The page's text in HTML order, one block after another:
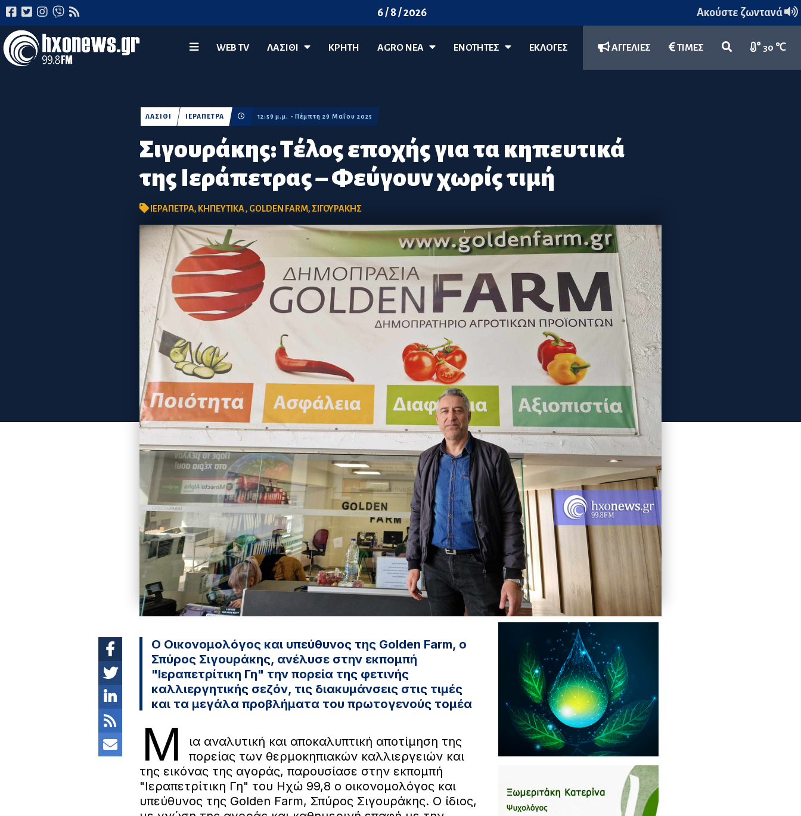
6 / 8 / 2026 Ακούστε ζωντανά
WEB TV ΛΑΣΊΘΙ ΚΡΗΤΗ AGRO ΝΈΑ ΕΝΟΤΗΤΕΣ ΕΚΛΟΓΕΣ ΑΓΓΕΛΙΕΣ ΤΙΜΕΣ 30 ℃
Σιγουράκης: Τέλος εποχής για τα κηπευτικά
της Ιεράπετρας – Φεύγουν χωρίς τιμή
ΛΑΣΙΘΙ ΙΕΡΑΠΕΤΡΑ 12:59 μ.μ. - Πέμπτη 29 Μαΐου 2025
ΙΕΡΑΠΕΤΡΑ, ΚΗΠΕΥΤΙΚΑ, GOLDEN FARM, ΣΙΓΟΥΡΑΚΗΣ
Ο Οικονομολόγος και υπεύθυνος της Golden Farm, ο
Σπύρος Σιγουράκης, ανέλυσε στην εκπομπή
"Ιεραπετρίτικη Γη" την πορεία της φετινής
καλλιεργητικής σεζόν, τις διακυμάνσεις στις τιμές
και τα μεγάλα προβλήματα του πρωτογενούς τομέα
Μ
ια αναλυτική και αποκαλυπτική αποτίμηση της
πορείας των θερμοκηπιακών καλλιεργειών και
της εικόνας της αγοράς, παρουσίασε στην εκπομπή
"Ιεραπετρίτικη Γη" του Ηχώ 99,8 ο οικονομολόγος και
υπεύθυνος της Golden Farm, Σπύρος Σιγουράκης. Ο ίδιος,